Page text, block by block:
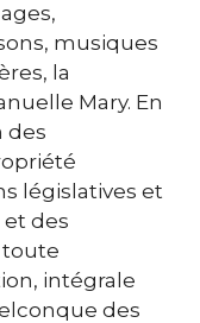
musiques
la
Mary. En
des
législatives et
des
toute
intégrale
des